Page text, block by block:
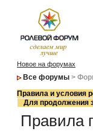
Новое на форумах
Все форумы >
Правила и условия
Для продолжения
Правила